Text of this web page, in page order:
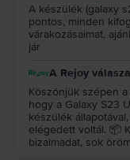
A készülék (galaxy
pontos, minden
várakozásaimat,
jár
A Rejoy válasza
Köszönjük szépen
hogy a Galaxy S23
készülék
elégedett voltál. 📦
bizalmadat, sok